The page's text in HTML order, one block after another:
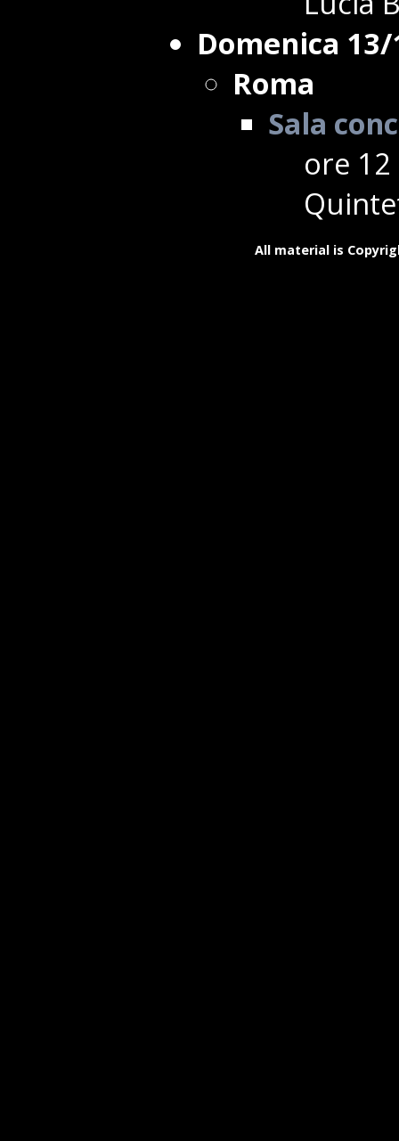
Domenica
Roma
Sala
ore 12
All material is